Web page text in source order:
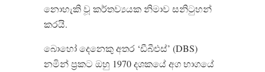
නොහැකි වූ කර්තව්‍යයක නිමාව සනිටුහන්
කරයි.
බොහෝ දෙනෙකු අතර ‘ඩීබීඑස්’ (DBS)
නමින් ප්‍රකට ඔහු 1970 දශකයේ අග භාගයේ